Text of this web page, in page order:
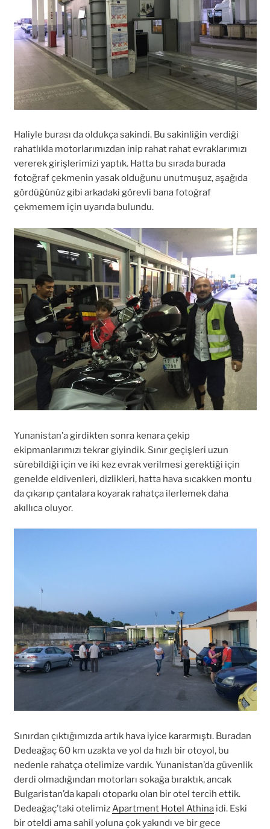
Haliyle burası da oldukça sakindi. Bu sakinliğin verdiği
rahatlıkla motorlarımızdan inip rahat rahat evraklarımızı
vererek girişlerimizi yaptık. Hatta bu sırada burada
fotoğraf çekmenin yasak olduğunu unutmuşuz, aşağıda
gördüğünüz gibi arkadaki görevli bana fotoğraf
çekmemem için uyarıda bulundu.
Yunanistan’a girdikten sonra kenara çekip
ekipmanlarımızı tekrar giyindik. Sınır geçişleri uzun
sürebildiği için ve iki kez evrak verilmesi gerektiği için
genelde eldivenleri, dizlikleri, hatta hava sıcakken montu
da çıkarıp çantalara koyarak rahatça ilerlemek daha
akıllıca oluyor.
Sınırdan çıktığımızda artık hava iyice kararmıştı. Buradan
Dedeağaç 60 km uzakta ve yol da hızlı bir otoyol, bu
nedenle rahatça otelimize vardık. Yunanistan’da güvenlik
derdi olmadığından motorları sokağa bıraktık, ancak
Bulgaristan’da kapalı otoparkı olan bir otel tercih ettik.
Dedeağaç’taki otelimizApartment Hotel Athinaidi. Eski
bir oteldi ama sahil yoluna çok yakındı ve bir gece